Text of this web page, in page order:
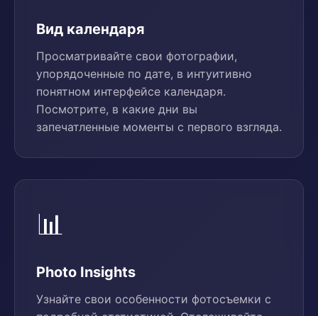
Вид календаря
Просматривайте свои фотографии,
упорядоченные по дате, в интуитивно
понятном интерфейсе календаря.
Посмотрите, в какие дни вы
запечатленные моменты с первого взгляда.
📊
Photo Insights
Узнайте свои особенности фотосъемки с